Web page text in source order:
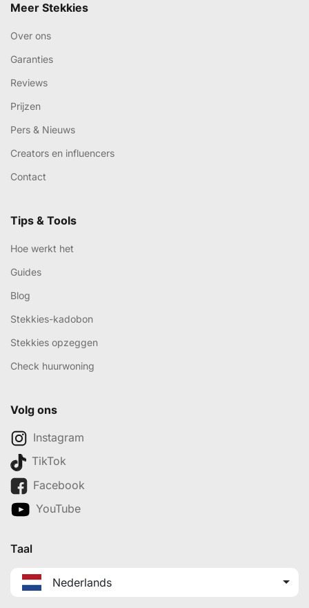
Meer Stekkies
Over ons
Garanties
Reviews
Prijzen
Pers & Nieuws
Creators en influencers
Contact
Tips & Tools
Hoe werkt het
Guides
Blog
Stekkies-kadobon
Stekkies opzeggen
Check huurwoning
Volg ons
Instagram
TikTok
Facebook
YouTube
Taal
Nederlands